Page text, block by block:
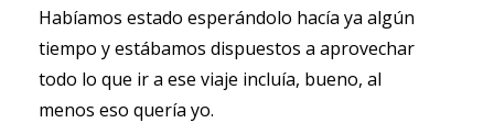
Habíamos estado esperándolo hacía ya algún
tiempo y estábamos dispuestos a aprovechar
todo lo que ir a ese viaje incluía, bueno, al
menos eso quería yo.